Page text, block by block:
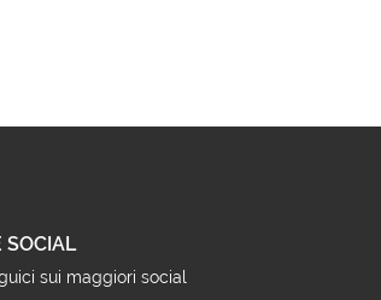
SOCIAL
sui maggiori social